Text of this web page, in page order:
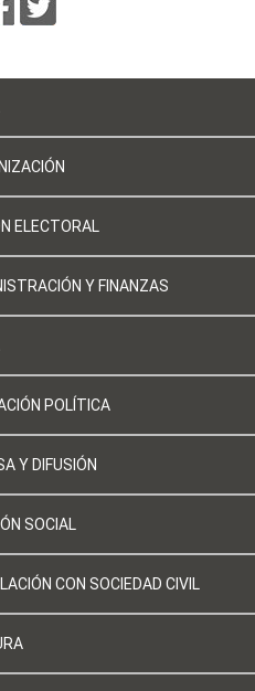
ELECTORAL
Y FINANZAS
POLÍTICA
Y DIFUSIÓN
SOCIAL
CON SOCIEDAD CIVIL